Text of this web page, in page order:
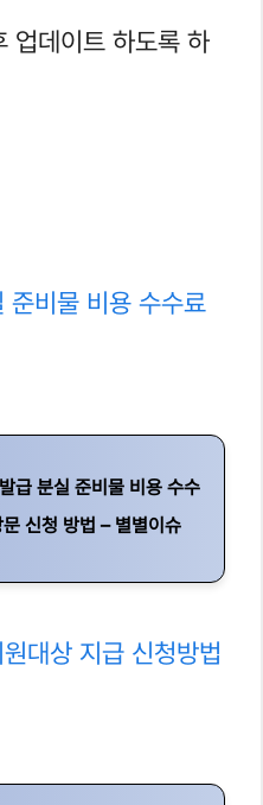
업데이트 하도록 하
준비물 비용 수수료
급 분실 준비물 비용 수수
신청 방법 – 별별이슈
대상 지급 신청방법